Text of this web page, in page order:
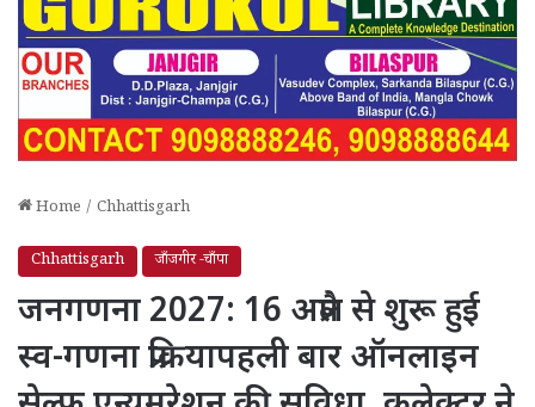
Home / Chhattisgarh
Chhattisgarh जाँजगीर -चाँपा
जनगणना 2027: 16 अप्रैल से शुरू हुई
स्व-गणना प्रक्रियापहली बार ऑनलाइन